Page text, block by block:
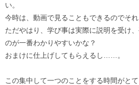
い。
今時は、動画で見ることもできるのでそれ
ただやはり、学び事は実際に説明を受け
のが一番わかりやすいかな？
おまけに仕上げしてもらえるし……。
この集中して一つのことをする時間がとて